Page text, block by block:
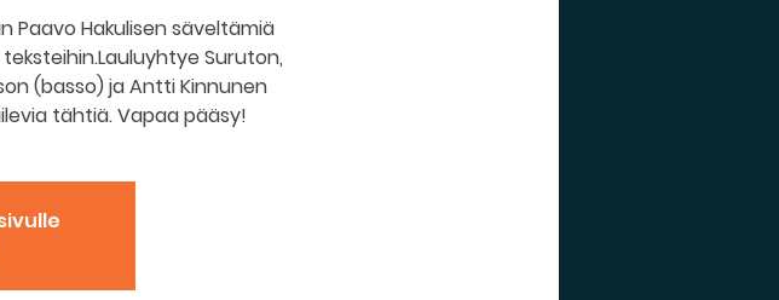
Paavo Hakulisen säveltämiä
Suruton,
(basso) ja Antti Kinnunen
tähtiä. Vapaa pääsy!